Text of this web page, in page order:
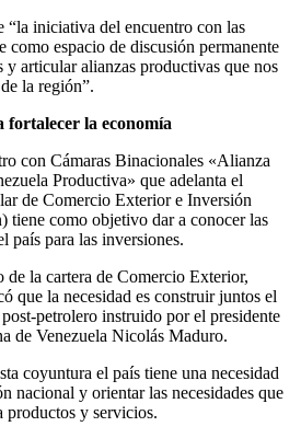
“la iniciativa del encuentro con las
como espacio de discusión permanente
y articular alianzas productivas que nos
la región”.
fortalecer la economía
con Cámaras Binacionales «Alianza
Productiva» que adelanta el
de Comercio Exterior e Inversión
tiene como objetivo dar a conocer las
país para las inversiones.
de la cartera de Comercio Exterior,
que la necesidad es construir juntos el
petrolero instruido por el presidente
de Venezuela Nicolás Maduro.
coyuntura el país tiene una necesidad
nacional y orientar las necesidades que
productos y servicios.